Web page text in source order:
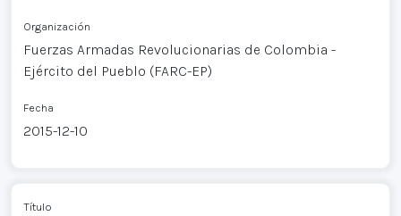
Organización
Fuerzas Armadas Revolucionarias de Colombia -
Ejército del Pueblo (FARC-EP)
Fecha
2015-12-10
Título